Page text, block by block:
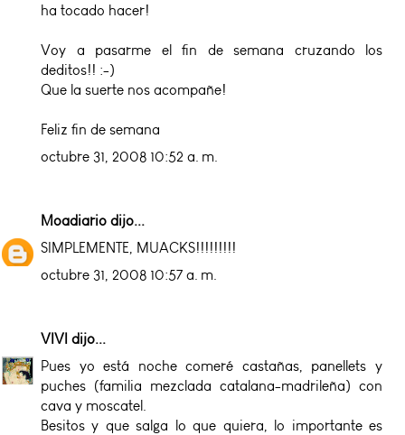
ha tocado hacer!
Voy a pasarme el fin de semana cruzando los
deditos!! :-)
Que la suerte nos acompañe!
Feliz fin de semana
octubre 31, 2008 10:52 a. m.
Moadiario dijo...
SIMPLEMENTE, MUACKS!!!!!!!!!
octubre 31, 2008 10:57 a. m.
VIVI dijo...
Pues yo está noche comeré castañas, panellets y
puches (familia mezclada catalana-madrileña) con
cava y moscatel.
Besitos y que salga lo que quiera, lo importante es